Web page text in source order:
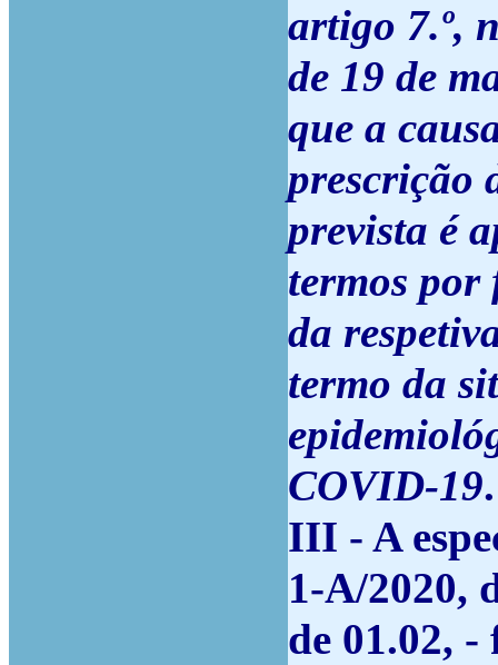
artigo 7.º,
de 19 de
que a
prescrição
prevista é
termos por
da
termo da
COVID-19.
III - A
1-A/2020,
de 01.02,